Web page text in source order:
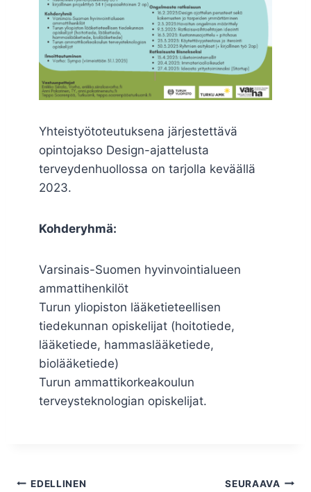
Yhteistyötoteutuksena järjestettävä
opintojakso Design-ajattelusta
terveydenhuollossa on tarjolla keväällä
2023.
Kohderyhmä:
Varsinais-Suomen hyvinvointialueen
ammattihenkilöt
Turun yliopiston lääketieteellisen
tiedekunnan opiskelijat (hoitotiede,
lääketiede, hammaslääketiede,
biolääketiede)
Turun ammattikorkeakoulun
terveysteknologian opiskelijat.
EDELLINEN SEURAAVA